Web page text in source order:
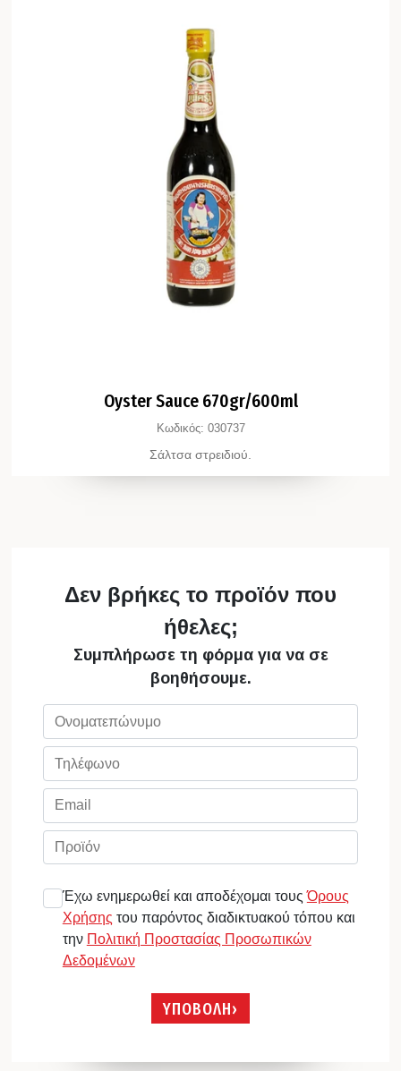
Oyster Sauce 670gr/600ml
Κωδικός: 030737
Σάλτσα στρειδιού.
Δεν βρήκες το προϊόν που
ήθελες;
Συμπλήρωσε τη φόρμα για να σε
βοηθήσουμε.
Έχω ενημερωθεί και αποδέχομαι τουςΌρους
Χρήσης του παρόντος διαδικτυακού τόπου και
την Πολιτική Προστασίας Προσωπικών
Δεδομένων
ΥΠΟΒΟΛΗ